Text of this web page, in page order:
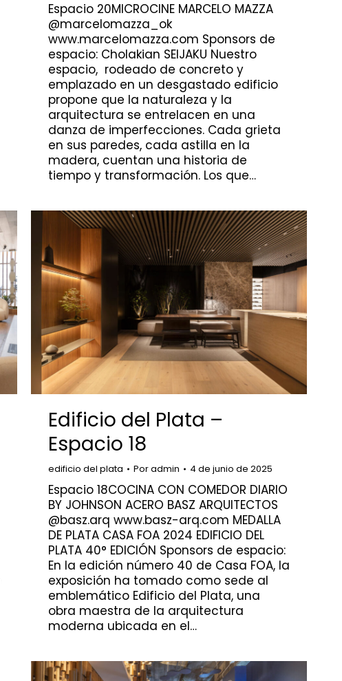
Espacio 20MICROCINE MARCELO MAZZA
@marcelomazza_ok
www.marcelomazza.com Sponsors de
espacio: Cholakian SEIJAKU Nuestro
espacio, rodeado de concreto y
emplazado en un desgastado edificio
propone que la naturaleza y la
arquitectura se entrelacen en una
danza de imperfecciones. Cada grieta
en sus paredes, cada astilla en la
madera, cuentan una historia de
tiempo y transformación. Los que…
Edificio del Plata –
Espacio 18
edificio del plata Poradmin 4 de junio de 2025
Espacio 18COCINA CON COMEDOR DIARIO
BY JOHNSON ACERO BASZ ARQUITECTOS
@basz.arq www.basz-arq.com MEDALLA
DE PLATA CASA FOA 2024 EDIFICIO DEL
PLATA 40° EDICIÓN Sponsors de espacio:
En la edición número 40 de Casa FOA, la
exposición ha tomado como sede al
emblemático Edificio del Plata, una
obra maestra de la arquitectura
moderna ubicada en el…